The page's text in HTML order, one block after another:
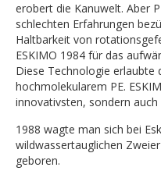
erobert die Kanuwelt. Aber
schlechten Erfahrungen
Haltbarkeit von
ESKIMO 1984 für das
Diese Technologie erlaubte
hochmolekularem PE.
innovativsten, sondern auch
1988 wagte man sich bei
wildwassertauglichen
geboren.